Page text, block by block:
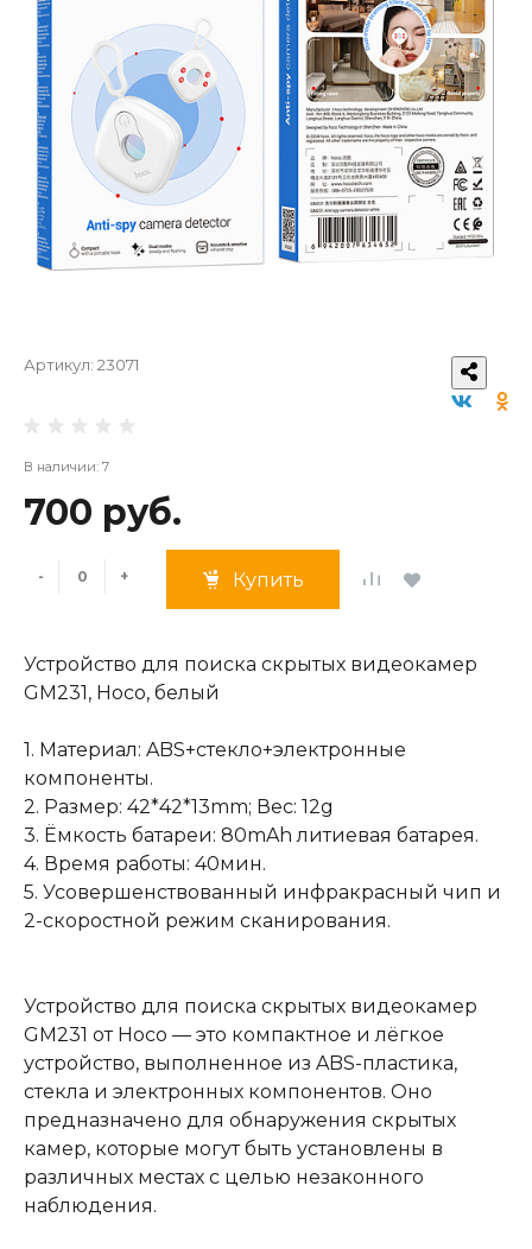
Артикул: 23071
В наличии: 7
700 руб.
- + Купить
Устройство для поиска скрытых видеокамер
GM231, Носо, белый
1. Материал: ABS+стекло+электронные
компоненты.
2. Размер: 42*42*13mm; Вес: 12g
3. Ёмкость батареи: 80mAh литиевая батарея.
4. Время работы: 40мин.
5. Усовершенствованный инфракрасный чип и
2-скоростной режим сканирования.
Устройство для поиска скрытых видеокамер
GM231 от Носо — это компактное и лёгкое
устройство, выполненное из ABS-пластика,
стекла и электронных компонентов. Оно
предназначено для обнаружения скрытых
камер, которые могут быть установлены в
различных местах с целью незаконного
наблюдения.